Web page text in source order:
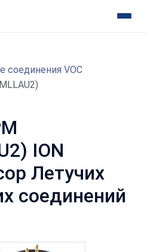
соединения VOC
ION
Летучих
соединений